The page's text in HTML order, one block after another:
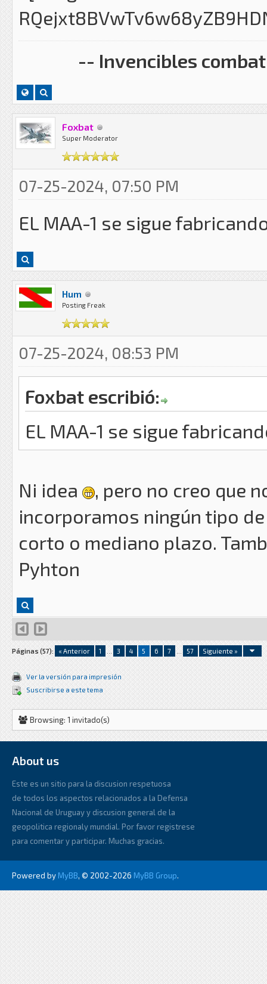
-- Invencibles
Foxbat
Super Moderator
07-25-2024, 07:50 PM
EL MAA-1 se sigue
Hum
Posting Freak
07-25-2024, 08:53 PM
Foxbat escribió:
EL MAA-1 se sigue
Ni idea
, pero no creo que
incorporamos ningún tipo
corto o mediano plazo.
Pyhton
Páginas (57): « Anterior 1 ... 3 4 5 6 7 ... 57 Siguiente »
Ver la versión para impresión
Suscribirse a este tema
Browsing: 1 invitado(s)
About us
Este es un sitio para la discusion respetuosa
de todos los aspectos relacionados a la Defensa
Nacional de Uruguay y discusion general de la
geopolitica regionaly mundial. Por favor registrese
para comentar y participar. Muchas gracias.
Powered by MyBB, © 2002-2026 MyBB Group.